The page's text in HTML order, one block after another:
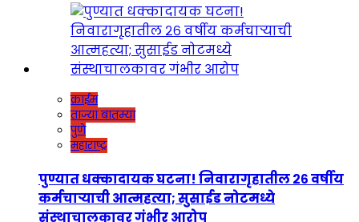
क्राईम
ताज्या बातम्या
पुणे
महाराष्ट्र
पुण्यात धक्कादायक घटना! निवारागृहातील २६ वर्षीय
कर्मचाऱ्याची आत्महत्या; सुसाईड नोटमध्ये
संस्थाचालकावर गंभीर आरोप